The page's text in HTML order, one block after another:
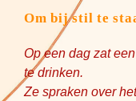
Om bij stil te
Op een dag zat
te drinken.
Ze spraken over